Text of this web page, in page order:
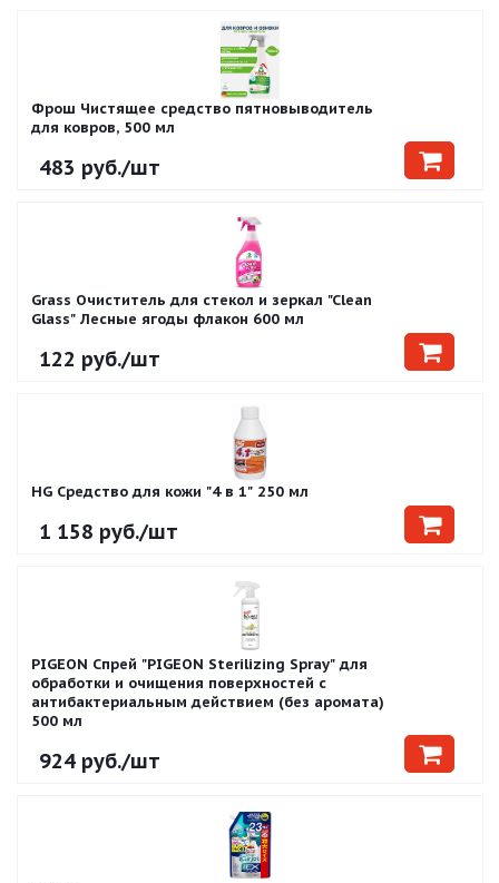
Фрош Чистящее средство пятновыводитель
для ковров, 500 мл
483 руб./шт
Grass Очиститель для стекол и зеркал "Clean
Glass" Лесные ягоды флакон 600 мл
122 руб./шт
HG Средство для кожи "4 в 1" 250 мл
1 158 руб./шт
PIGEON Спрей "PIGEON Sterilizing Spray" для
обработки и очищения поверхностей с
антибактериальным действием (без аромата)
500 мл
924 руб./шт